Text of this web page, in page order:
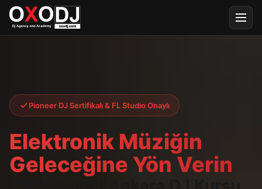
Pioneer DJ Sertifikalı & FL Studio Onaylı
Elektronik Müziğin
Geleceğine Yön Verin